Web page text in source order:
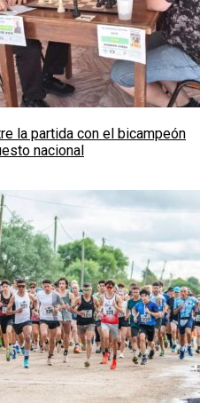
la partida con el bicampeón
nacional